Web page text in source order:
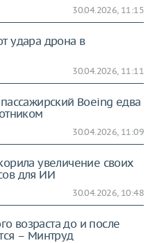
30.04.2026, 11:15
удара дрона в
30.04.2026, 11:11
Boeing едва
30.04.2026, 11:09
увеличение своих
для ИИ
30.04.2026, 10:48
возраста до и после
– Минтруд